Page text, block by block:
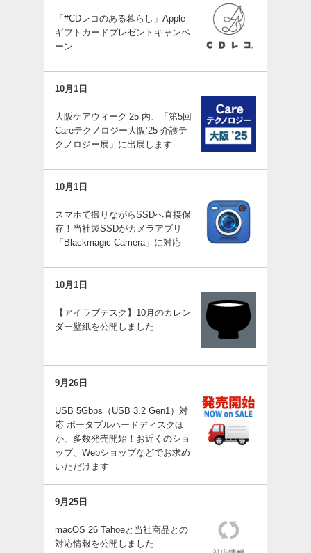
「#CDレコのある暮らし」Apple
ギフトカードプレゼントキャンペ
ーン
10月1日
大阪ケアウィーク’25 内、「第5回
Careテクノロジー大阪’25 介護テ
クノロジー展」に出展します
10月1日
スマホで撮りながらSSDへ直接保
存！当社製SSDがカメラアプリ
「Blackmagic Camera」に対応
10月1日
【アイラブデスク】10月のカレン
ダー壁紙を公開しました
9月26日
USB 5Gbps（USB 3.2 Gen1）対
応 ポータブルハードディスクほ
か、多数発売開始！お近くのショ
ップ、Webショップなどでお求め
いただけます
9月25日
macOS 26 Tahoeと当社商品との
対応情報を公開しました